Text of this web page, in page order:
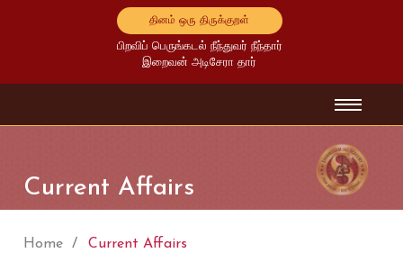
தினம் ஒரு திருக்குறள்
பிறவிப் பெருங்கடல் நீந்துவர் நீந்தார்
இறைவன் அடிசேரா தார்
Current Affairs
Home Current Affairs